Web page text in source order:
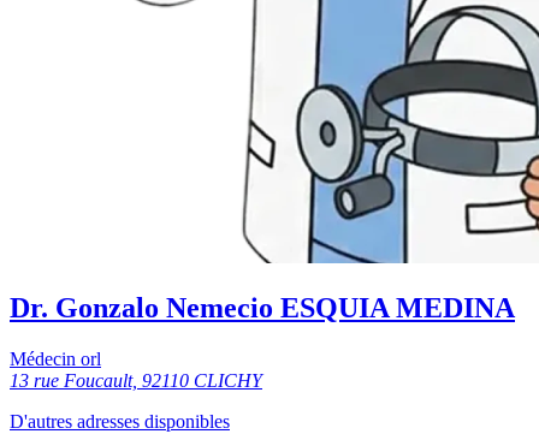
Dr. Gonzalo Nemecio ESQUIA MEDINA
Médecin orl
13 rue Foucault, 92110 CLICHY
D'autres adresses disponibles